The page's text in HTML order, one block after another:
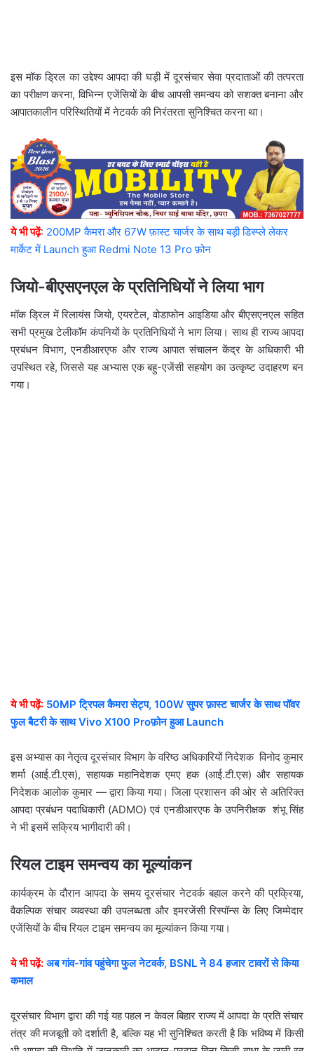
इस मॉक ड्रिल का उद्देश्य आपदा की घड़ी में दूरसंचार सेवा प्रदाताओं की तत्परता
का परीक्षण करना, विभिन्न एजेंसियों के बीच आपसी समन्वय को सशक्त बनाना और
आपातकालीन परिस्थितियों में नेटवर्क की निरंतरता सुनिश्चित करना था।
ये भी पढ़ें: 200MP कैमरा और 67W फ़ास्ट चार्जर के साथ बड़ी डिस्प्ले लेकर
मार्केट में Launch हुआ Redmi Note 13 Pro फ़ोन
जियो-बीएसएनएल के प्रतिनिधियों ने लिया भाग
मॉक ड्रिल में रिलायंस जियो, एयरटेल, वोडाफोन आइडिया और बीएसएनएल सहित
सभी प्रमुख टेलीकॉम कंपनियों के प्रतिनिधियों ने भाग लिया। साथ ही राज्य आपदा
प्रबंधन विभाग, एनडीआरएफ और राज्य आपात संचालन केंद्र के अधिकारी भी
उपस्थित रहे, जिससे यह अभ्यास एक बहु-एजेंसी सहयोग का उत्कृष्ट उदाहरण बन
गया।
ये भी पढ़ें: 50MP ट्रिपल कैमरा सेट्प, 100W सुपर फ़ास्ट चार्जर के साथ पॉवर
फुल बैटरी के साथ Vivo X100 Proफ़ोन हुआ Launch
इस अभ्यास का नेतृत्व दूरसंचार विभाग के वरिष्ठ अधिकारियों निदेशक विनोद कुमार
शर्मा (आई.टी.एस), सहायक महानिदेशक एमए हक (आई.टी.एस) और सहायक
निदेशक आलोक कुमार — द्वारा किया गया। जिला प्रशासन की ओर से अतिरिक्त
आपदा प्रबंधन पदाधिकारी (ADMO) एवं एनडीआरएफ के उपनिरीक्षक शंभू सिंह
ने भी इसमें सक्रिय भागीदारी की।
रियल टाइम समन्वय का मूल्यांकन
कार्यक्रम के दौरान आपदा के समय दूरसंचार नेटवर्क बहाल करने की प्रक्रिया,
वैकल्पिक संचार व्यवस्था की उपलब्धता और इमरजेंसी रिस्पॉन्स के लिए जिम्मेदार
एजेंसियों के बीच रियल टाइम समन्वय का मूल्यांकन किया गया।
ये भी पढ़ें: अब गांव-गांव पहुंचेगा फुल नेटवर्क, BSNL ने 84 हजार टावरों से किया
कमाल
दूरसंचार विभाग द्वारा की गई यह पहल न केवल बिहार राज्य में आपदा के प्रति संचार
तंत्र की मजबूती को दर्शाती है, बल्कि यह भी सुनिश्चित करती है कि भविष्य में किसी